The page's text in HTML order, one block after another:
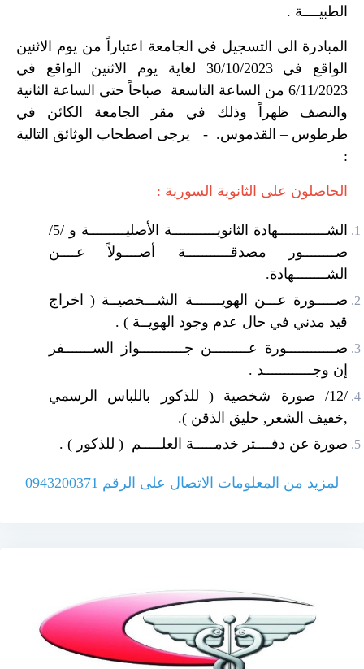
الطبيــــة .
المبادرة الى التسجيل في الجامعة اعتباراً من يوم الاثنين
الواقع في 30/10/2023 لغاية يوم الاثنين الواقع في
6/11/2023 من الساعة التاسعة صباحاً حتى الساعة الثانية
والنصف ظهراً وذلك في مقر الجامعة الكائن في
طرطوس – القدموس. - يرجى اصطحاب الوثائق التالية
:
الحاصلون على الثانوية السورية :
الشــــــــــــهادة الثانويـــــــــــة الأصليـــــــــة و /5/
صــــــــور مصدقـــــــــــة أصــــولاً عــــن
الشــــــــهادة.
صـــــورة عـــن الهويـــــــة الشـــخصيــة ( اخراج
قيد مدني في حال عدم وجود الهويــة ) .
صــــــــــــورة عـــــــــن جـــــــــــواز الســـــــفر
إن وجــــــــــــد .
/12/ صورة شخصية ( للذكور باللباس الرسمي
,خفيف الشعر, حليق الذقن ).
صورة عن دفــــتر خدمـــــة العلـــــم ( للذكور ) .
لمزيد من المعلومات الاتصال على الرقم 0943200371